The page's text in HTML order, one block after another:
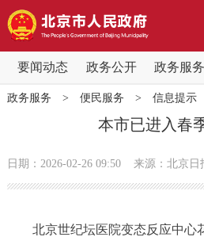
要闻动态 政务公开 政务服务
要闻动态
党中央精神 国务院信息
政务服务 > 便民服务 > 信息提示
本市已进入春
日期：2026-02-26 09:50 来源：北京日
北京世纪坛医院变态反应中心